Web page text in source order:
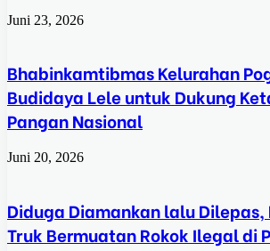
Juni 23, 2026
Bhabinkamtibmas Kelurahan
Budidaya Lele untuk Dukung
Pangan Nasional
Juni 20, 2026
Diduga Diamankan lalu Dilepas,
Truk Bermuatan Rokok Ilegal di